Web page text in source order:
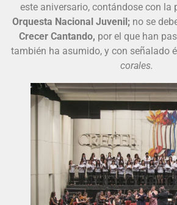
este aniversario, contándose con la
Orquesta Nacional Juvenil;no se
Crecer Cantando, por el que han
también ha asumido, y con señalado
corales.